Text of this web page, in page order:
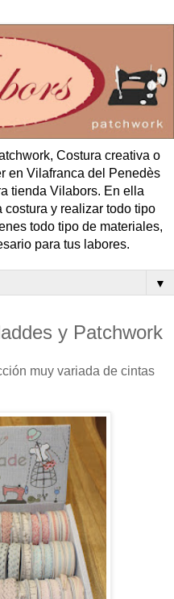
Costura creativa o
en Vilafranca del Penedès
tienda Vilabors. En ella
costura y realizar todo tipo
todo tipo de materiales,
para tus labores.
▼
y Patchwork
muy variada de cintas